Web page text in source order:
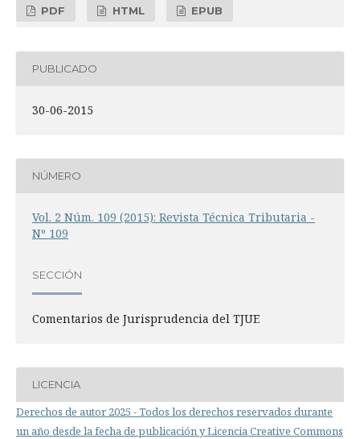
PDF HTML EPUB
PUBLICADO
30-06-2015
NÚMERO
Vol. 2 Núm. 109 (2015): Revista Técnica Tributaria -
Nº 109
SECCIÓN
Comentarios de Jurisprudencia del TJUE
LICENCIA
Derechos de autor 2025 - Todos los derechos reservados durante
un año desde la fecha de publicación y Licencia Creative Commons